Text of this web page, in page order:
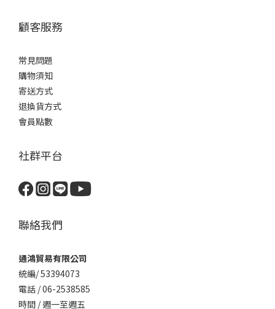
顧客服務
常見問題
購物須知
寄送方式
退換貨方式
會員點數
社群平台
聯絡我們
通鴻貿易有限公司
統編/ 53394073
電話 / 06-2538585
時間 / 週一至週五